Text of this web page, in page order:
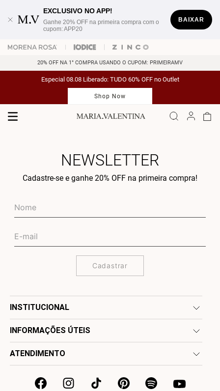
EXCLUSIVO NO APP!
Ganhe 20% OFF na primeira compra com o
cupom: APP20
BAIXAR
20% OFF NA 1° COMPRA USANDO O CUPOM: PRIMEIRAMV
Especial 08.08 Liberado: TUDO 60% OFF no Outlet
Shop Now
NEWSLETTER
Cadastre-se e ganhe 20% OFF na primeira compra!
Cadastrar
INSTITUCIONAL
INFORMAÇÕES ÚTEIS
ATENDIMENTO